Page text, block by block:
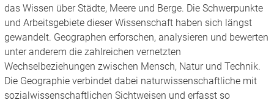
das Wissen über Städte, Meere und Berge. Die Schwerpunkte
und Arbeitsgebiete dieser Wissenschaft haben sich längst
gewandelt. Geographen erforschen, analysieren und bewerten
unter anderem die zahlreichen vernetzten
Wechselbeziehungen zwischen Mensch, Natur und Technik.
Die Geographie verbindet dabei naturwissenschaftliche mit
sozialwissenschaftlichen Sichtweisen und erfasst so